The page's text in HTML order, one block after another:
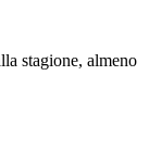
stagione, almeno